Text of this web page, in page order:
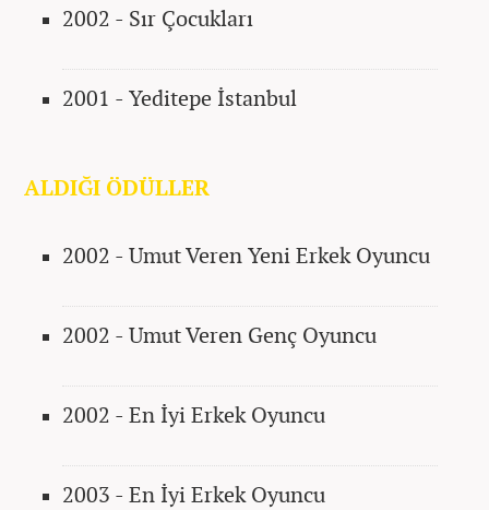
2002 - Sır Çocukları
2001 - Yeditepe İstanbul
ALDIĞI ÖDÜLLER
2002 - Umut Veren Yeni Erkek Oyuncu
2002 - Umut Veren Genç Oyuncu
2002 - En İyi Erkek Oyuncu
2003 - En İyi Erkek Oyuncu